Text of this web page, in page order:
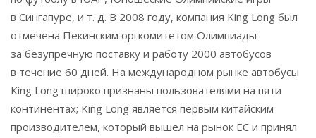
в Сингапуре, и т. д. В 2008 году, компания King Long был
отмечена Пекинским оргкомитетом Олимпиады
за безупречную поставку и работу 2000 автобусов
в течение 60 дней. На международном рынке автобусы
King Long широко признаны пользователями на пяти
континентах; King Long является первым китайским
производителем, который вышел на рынок ЕС и принял